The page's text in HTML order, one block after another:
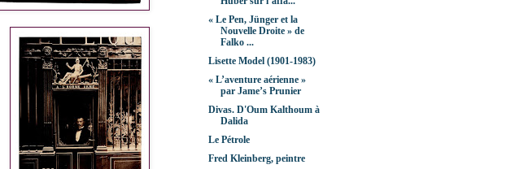
« Le Pen, Jünger et la
Nouvelle Droite » de
Falko ...
Lisette Model (1901-1983)
« L’aventure aérienne »
par Jame’s Prunier
Divas. D'Oum Kalthoum à
Dalida
Le Pétrole
Fred Kleinberg, peintre